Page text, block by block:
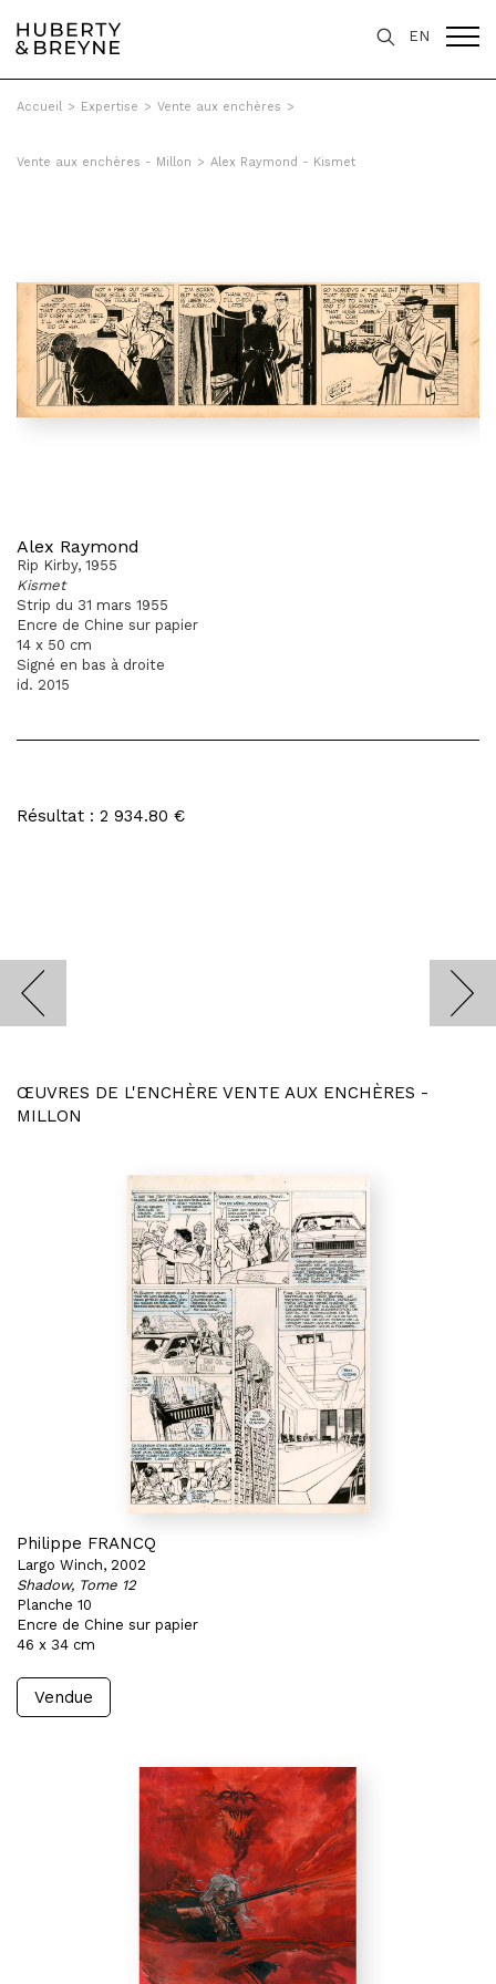
EN
Accueil > Expertise > Vente aux enchères >
Vente aux enchères - Millon > Alex Raymond - Kismet
Alex Raymond
Rip Kirby, 1955
Kismet
Strip du 31 mars 1955
Encre de Chine sur papier
14 x 50 cm
Signé en bas à droite
id. 2015
Résultat : 2 934.80 €
ŒUVRES DE L'ENCHÈRE VENTE AUX ENCHÈRES -
MILLON
Philippe FRANCQ
Largo Winch, 2002
Shadow, Tome 12
Planche 10
Encre de Chine sur papier
46 x 34 cm
Vendue